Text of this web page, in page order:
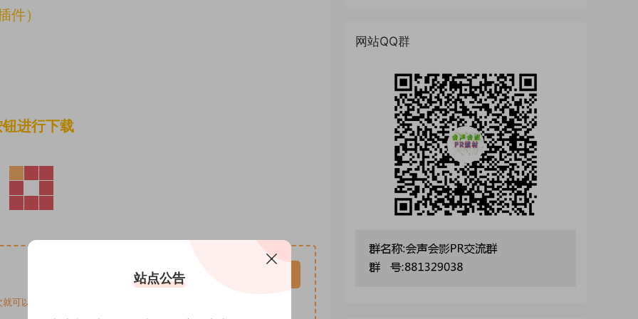
件）
进行下载
包季VIP免费
可以了 提取码均为8683 售后有问题联系qq3537195053
网站QQ群
站点公告